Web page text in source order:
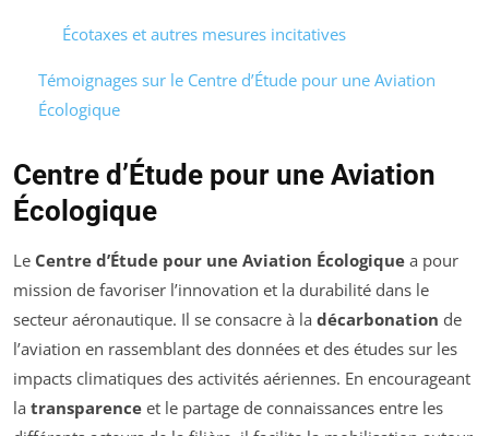
Écotaxes et autres mesures incitatives
Témoignages sur le Centre d’Étude pour une Aviation
Écologique
Centre d’Étude pour une Aviation
Écologique
Le Centre d’Étude pour une Aviation Écologique a pour
mission de favoriser l’innovation et la durabilité dans le
secteur aéronautique. Il se consacre à la décarbonation de
l’aviation en rassemblant des données et des études sur les
impacts climatiques des activités aériennes. En encourageant
la transparence et le partage de connaissances entre les